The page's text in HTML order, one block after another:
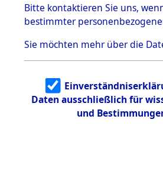
5.3.1 Alliierte
Erhebungen
zu
Todesmärsch
en
5.3.2
Identifizierun
g
5.3.3
Todesmärsch
Bitte kontaktieren Sie uns,
bestimmter
Sie möchten mehr über die
Daten ausschließlich für
und